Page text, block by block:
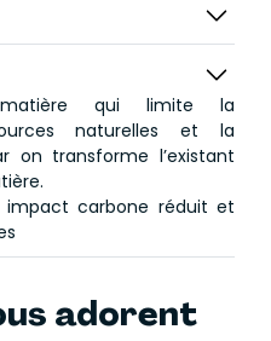
la culotte Malacca ou le
très joli à porter sous la
ouverte, le laissant
qui limite la
naturelles et la
on transforme l’existant
impact carbone réduit et
adorent